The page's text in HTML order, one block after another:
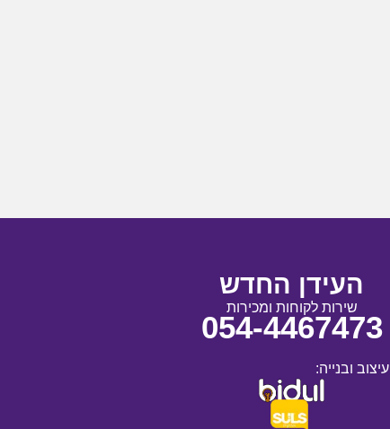
העידן החדש
שירות לקוחות ומכירות
054-4467473
עיצוב ובנייה: